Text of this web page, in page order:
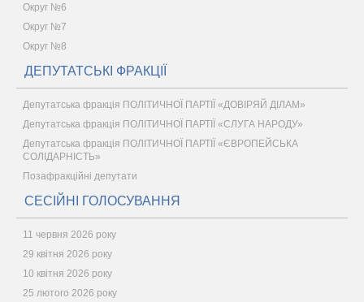
Округ №6
Округ №7
Округ №8
ДЕПУТАТСЬКІ ФРАКЦІЇ
Депутатська фракція ПОЛІТИЧНОЇ ПАРТІЇ «ДОВІРЯЙ ДІЛАМ»
Депутатська фракція ПОЛІТИЧНОЇ ПАРТІЇ «СЛУГА НАРОДУ»
Депутатська фракція ПОЛІТИЧНОЇ ПАРТІЇ «ЄВРОПЕЙСЬКА
СОЛІДАРНІСТЬ»
Позафракційні депутати
СЕСІЙНІ ГОЛОСУВАННЯ
11 червня 2026 року
29 квітня 2026 року
10 квітня 2026 року
25 лютого 2026 року